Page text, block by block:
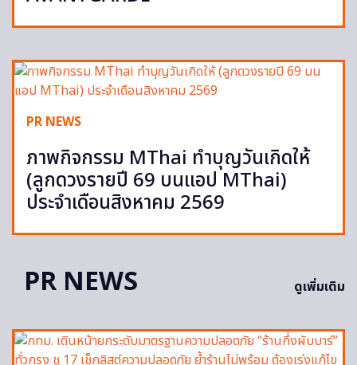
PR NEWS
ภาพกิจกรรม MThai ทำบุญวันเกิดให้
(ลูกดวงรายปี 69 บนแอป MThai)
ประจำเดือนสิงหาคม 2569
PR NEWS ดูเพิ่มเติม